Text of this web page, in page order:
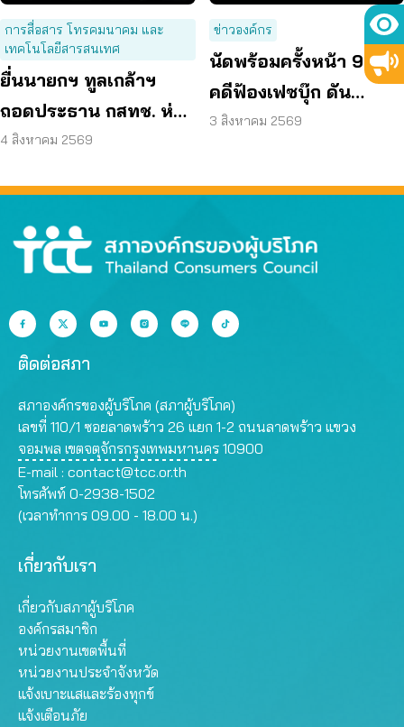
การสื่อสาร โทรคมนาคม และ
เทคโนโลยีสารสนเทศ
ยื่นนายกฯ ทูลเกล้าฯ
ถอดประธาน กสทช. ห่วง
คุ้มครองผู้บริโภคสะดุด
4 สิงหาคม 2569
ข่าวองค์กร
นัดพร้อมครั้งหน้า 9 พ.ย.
คดีฟ้องเฟซบุ๊ก ดัน
แพลตฟอร์มร่วมรับผิด
3 สิงหาคม 2569
ติดต่อสภา
สภาองค์กรของผู้บริโภค (สภาผู้บริโภค)
เลขที่ 110/1 ซอยลาดพร้าว 26 แยก 1-2 ถนนลาดพร้าว แขวง
จอมพล เขตจตุจักรกรุงเทพมหานคร 10900
E-mail : contact@tcc.or.th
โทรศัพท์ 0-2938-1502
(เวลาทำการ 09.00 - 18.00 น.)
เกี่ยวกับเรา
เกี่ยวกับสภาผู้บริโภค
องค์กรสมาชิก
หน่วยงานเขตพื้นที่
หน่วยงานประจำจังหวัด
แจ้งเบาะแสและร้องทุกข์
แจ้งเตือนภัย